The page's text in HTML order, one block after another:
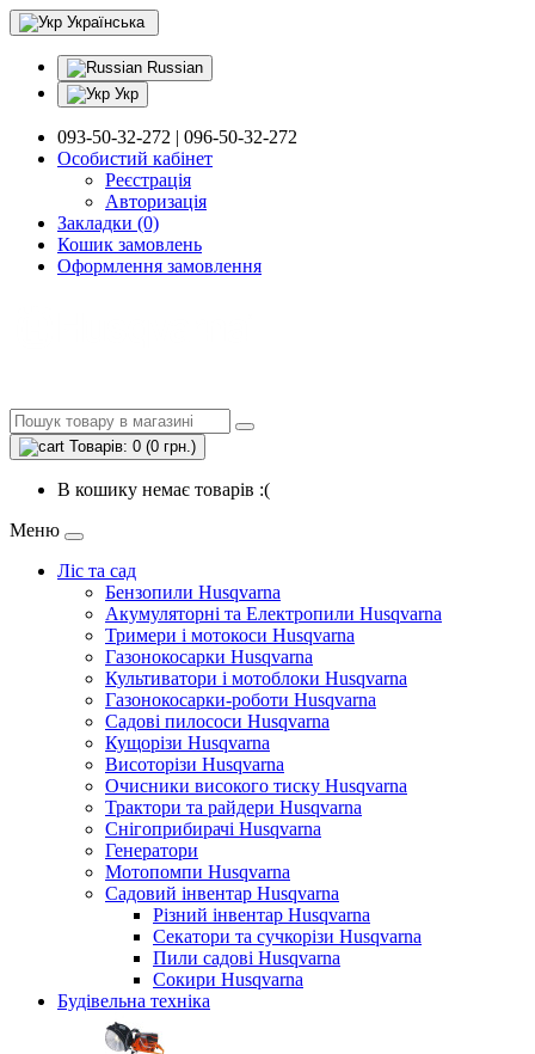
Українська
Russian
Укр
093-50-32-272 | 096-50-32-272
Особистий кабінет
Реєстрація
Авторизація
Закладки (0)
Кошик замовлень
Оформлення замовлення
Товарів: 0 (0 грн.)
В кошику немає товарів :(
Меню
Ліс та сад
Бензопили Husqvarna
Акумуляторні та Електропили Husqvarna
Тримери і мотокоси Husqvarna
Газонокосарки Husqvarna
Культиватори і мотоблоки Husqvarna
Газонокосарки-роботи Husqvarna
Садові пилососи Husqvarna
Кущорізи Husqvarna
Висоторізи Husqvarna
Очисники високого тиску Husqvarna
Трактори та райдери Husqvarna
Снігоприбирачі Husqvarna
Генератори
Мотопомпи Husqvarna
Садовий інвентар Husqvarna
Різний інвентар Husqvarna
Секатори та сучкорізи Husqvarna
Пили садові Husqvarna
Сокири Husqvarna
Будівельна техніка